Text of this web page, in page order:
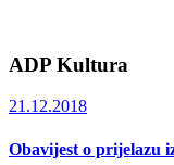
ADP Kultura
21.12.2018
Obavijest o prijelazu